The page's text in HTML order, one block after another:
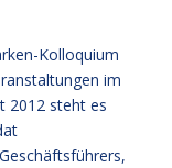
Kolloquium
im
2012 steht es